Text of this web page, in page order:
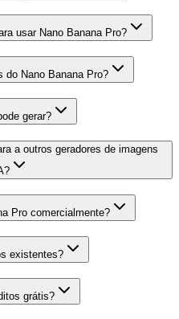
usar Nano Banana Pro?
do Nano Banana Pro?
gerar?
a outros geradores de imagens
Pro comercialmente?
existentes?
grátis?